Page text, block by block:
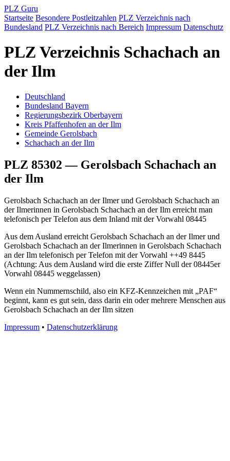
PLZ Guru
Startseite Besondere Postleitzahlen PLZ Verzeichnis nach
Bundesland PLZ Verzeichnis nach Bereich Impressum Datenschutz
PLZ Verzeichnis Schachach an
der Ilm
Deutschland
Bundesland Bayern
Regierungsbezirk Oberbayern
Kreis Pfaffenhofen an der Ilm
Gemeinde Gerolsbach
Schachach an der Ilm
PLZ 85302 — Gerolsbach Schachach an
der Ilm
Gerolsbach Schachach an der Ilmer und Gerolsbach Schachach an
der Ilmerinnen in Gerolsbach Schachach an der Ilm erreicht man
telefonisch per Telefon aus dem Inland mit der Vorwahl 08445
Aus dem Ausland erreicht Gerolsbach Schachach an der Ilmer und
Gerolsbach Schachach an der Ilmerinnen in Gerolsbach Schachach
an der Ilm telefonisch per Telefon mit der Vorwahl ++49 8445
(Achtung: Aus dem Ausland wird die erste Ziffer Null der 08445er
Vorwahl 08445 weggelassen)
Wenn ein Nummernschild, also ein KFZ-Kennzeichen mit „PAF“
beginnt, kann es gut sein, dass darin ein oder mehrere Menschen aus
Gerolsbach Schachach an der Ilm sitzen
Impressum • Datenschutzerklärung